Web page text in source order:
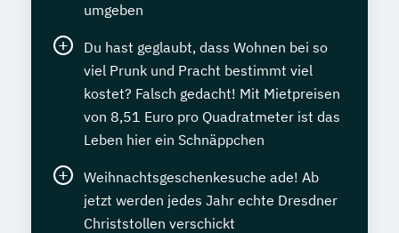
umgeben
Du hast geglaubt, dass Wohnen bei so
viel Prunk und Pracht bestimmt viel
kostet? Falsch gedacht! Mit Mietpreisen
von 8,51 Euro pro Quadratmeter ist das
Leben hier ein Schnäppchen
Weihnachtsgeschenkesuche ade! Ab
jetzt werden jedes Jahr echte Dresdner
Christstollen verschickt